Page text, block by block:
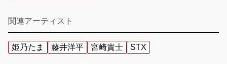
関連アーティスト
姫乃たま 藤井洋平 宮崎貴士 STX